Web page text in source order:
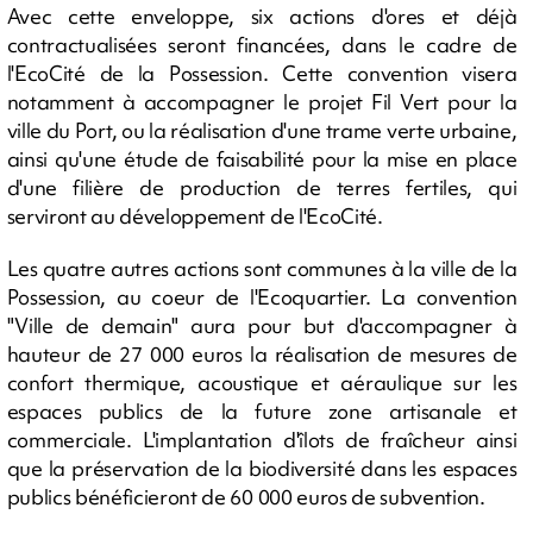
Avec cette enveloppe, six actions d'ores et déjà
contractualisées seront financées, dans le cadre de
l'EcoCité de la Possession. Cette convention visera
notamment à accompagner le projet Fil Vert pour la
ville du Port, ou la réalisation d'une trame verte urbaine,
ainsi qu'une étude de faisabilité pour la mise en place
d'une filière de production de terres fertiles, qui
serviront au développement de l'EcoCité.
Les quatre autres actions sont communes à la ville de la
Possession, au coeur de l'Ecoquartier. La convention
"Ville de demain" aura pour but d'accompagner à
hauteur de 27 000 euros la réalisation de mesures de
confort thermique, acoustique et aéraulique sur les
espaces publics de la future zone artisanale et
commerciale. L'implantation d'îlots de fraîcheur ainsi
que la préservation de la biodiversité dans les espaces
publics bénéficieront de 60 000 euros de subvention.